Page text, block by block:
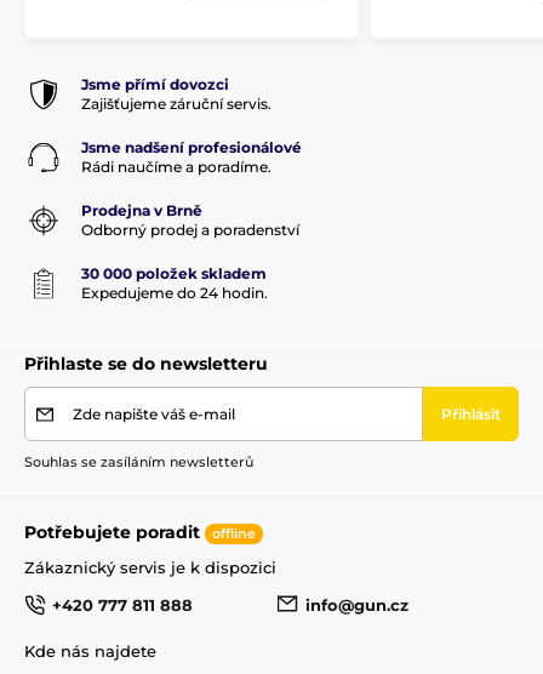
Jsme přímí dovozci
Zajišťujeme záruční servis.
Jsme nadšení profesionálové
Rádi naučíme a poradíme.
Prodejna v Brně
Odborný prodej a poradenství
30 000 položek skladem
Expedujeme do 24 hodin.
Přihlaste se do newsletteru
Zde napište váš e-mail Přihlásit
Souhlas se zasíláním newsletterů
Potřebujete poradit offline
Zákaznický servis je k dispozici
+420 777 811 888
info@gun.cz
Kde nás najdete